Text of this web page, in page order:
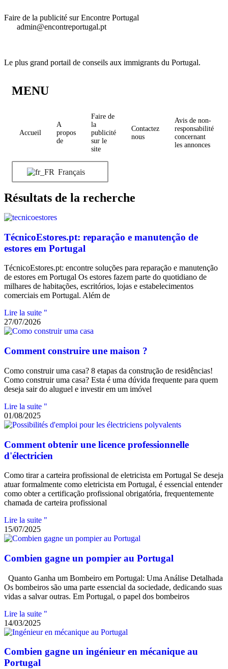
Faire de la publicité sur Encontre Portugal
admin@encontreportugal.pt
Le plus grand portail de conseils aux immigrants du Portugal.
MENU
Accueil
A
propos
de
Faire de
la
publicité
sur le
site
Contactez
nous
Avis de non-
responsabilité
concernant
les annonces
Français
Résultats de la recherche
TécnicoEstores.pt: reparação e manutenção de
estores em Portugal
TécnicoEstores.pt: encontre soluções para reparação e manutenção
de estores em Portugal Os estores fazem parte do quotidiano de
milhares de habitações, escritórios, lojas e estabelecimentos
comerciais em Portugal. Além de
Lire la suite "
27/07/2026
Comment construire une maison ?
Como construir uma casa? 8 etapas da construção de residências!
Como construir uma casa? Esta é uma dúvida frequente para quem
deseja sair do aluguel e investir em um imóvel
Lire la suite "
01/08/2025
Comment obtenir une licence professionnelle
d'électricien
Como tirar a carteira profissional de eletricista em Portugal Se deseja
atuar formalmente como eletricista em Portugal, é essencial entender
como obter a certificação profissional obrigatória, frequentemente
chamada de carteira profissional
Lire la suite "
15/07/2025
Combien gagne un pompier au Portugal
Quanto Ganha um Bombeiro em Portugal: Uma Análise Detalhada
Os bombeiros são uma parte essencial da sociedade, dedicando suas
vidas a salvar outras. Em Portugal, o papel dos bombeiros
Lire la suite "
14/03/2025
Combien gagne un ingénieur en mécanique au
Portugal